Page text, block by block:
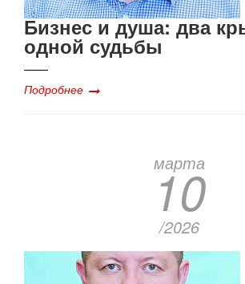
Бизнес и душа: два
одной судьбы
Подробнее
марта
10
/2026